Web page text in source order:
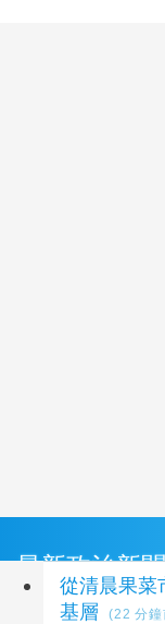
最新政治新聞
從清晨果
基層
(22 分鐘